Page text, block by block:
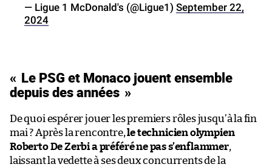
— Ligue 1 McDonald's (@Ligue1) September 22,
2024
« Le PSG et Monaco jouent ensemble
depuis des années »
De quoi espérer jouer les premiers rôles jusqu’à la fin
mai ? Après la rencontre,le technicien olympien
Roberto De Zerbi a préféré ne pas s’enflammer,
laissant la vedette à ses deux concurrents de la